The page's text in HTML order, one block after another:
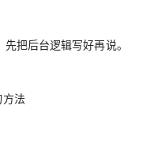
把后台逻辑写好再说。
法